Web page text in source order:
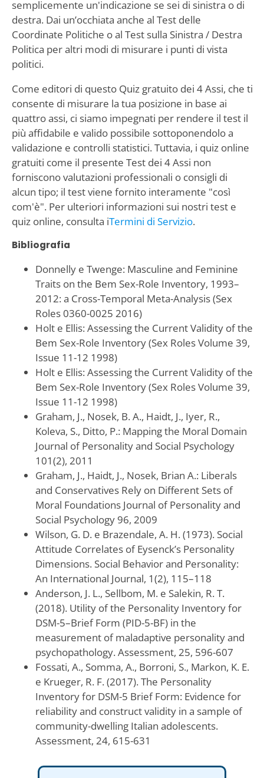
semplicemente un'indicazione se sei di sinistra o di
destra. Dai un’occhiata anche al Test delle
Coordinate Politiche o al Test sulla Sinistra / Destra
Politica per altri modi di misurare i punti di vista
politici.
Come editori di questo Quiz gratuito dei 4 Assi, che ti
consente di misurare la tua posizione in base ai
quattro assi, ci siamo impegnati per rendere il test il
più affidabile e valido possibile sottoponendolo a
validazione e controlli statistici. Tuttavia, i quiz online
gratuiti come il presente Test dei 4 Assi non
forniscono valutazioni professionali o consigli di
alcun tipo; il test viene fornito interamente "così
com'è". Per ulteriori informazioni sui nostri test e
quiz online, consulta iTermini di Servizio.
Bibliografia
Donnelly e Twenge: Masculine and Feminine
Traits on the Bem Sex-Role Inventory, 1993–
2012: a Cross-Temporal Meta-Analysis (Sex
Roles 0360-0025 2016)
Holt e Ellis: Assessing the Current Validity of the
Bem Sex-Role Inventory (Sex Roles Volume 39,
Issue 11-12 1998)
Holt e Ellis: Assessing the Current Validity of the
Bem Sex-Role Inventory (Sex Roles Volume 39,
Issue 11-12 1998)
Graham, J., Nosek, B. A., Haidt, J., Iyer, R.,
Koleva, S., Ditto, P.: Mapping the Moral Domain
Journal of Personality and Social Psychology
101(2), 2011
Graham, J., Haidt, J., Nosek, Brian A.: Liberals
and Conservatives Rely on Different Sets of
Moral Foundations Journal of Personality and
Social Psychology 96, 2009
Wilson, G. D. e Brazendale, A. H. (1973). Social
Attitude Correlates of Eysenck’s Personality
Dimensions. Social Behavior and Personality:
An International Journal, 1(2), 115–118
Anderson, J. L., Sellbom, M. e Salekin, R. T.
(2018). Utility of the Personality Inventory for
DSM-5–Brief Form (PID-5-BF) in the
measurement of maladaptive personality and
psychopathology. Assessment, 25, 596-607
Fossati, A., Somma, A., Borroni, S., Markon, K. E.
e Krueger, R. F. (2017). The Personality
Inventory for DSM-5 Brief Form: Evidence for
reliability and construct validity in a sample of
community-dwelling Italian adolescents.
Assessment, 24, 615-631